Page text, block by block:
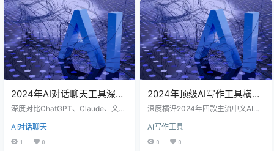
2024年AI对话聊天工具深度
横评：ChatGPT、Claude、
常办公
深度对比ChatGPT、Claude、文心
能力、长文本、办公场景到价格隐
私，给出2024年最实用的选择建
AI对话聊天
1 0
2024年顶级AI写作工具横
评：文心一言、Kimi、通义
深度横评2024年四款主流中文AI写
问、豆包，从长文本、文笔、性价
比等维度给出选型建议与使用技
AI写作工具
0 0